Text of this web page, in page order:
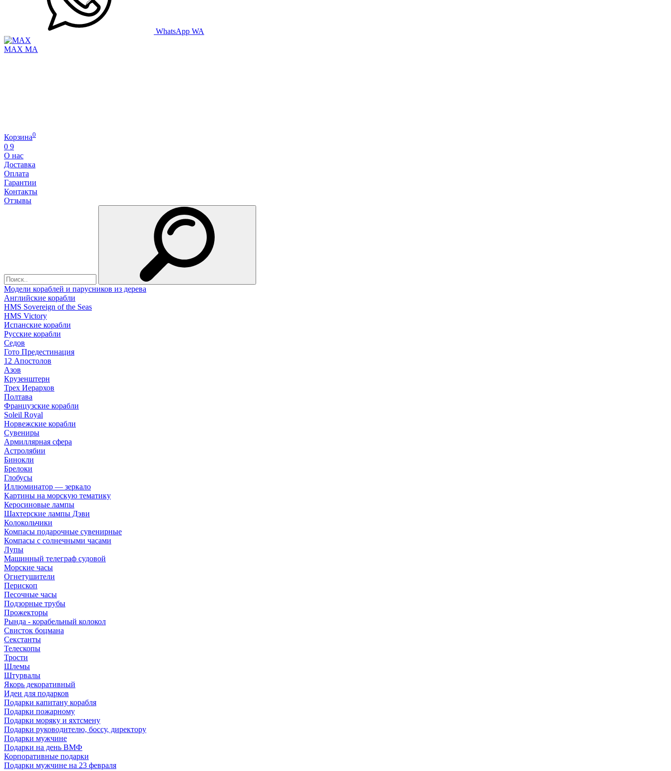
WhatsApp WA
MAX MA
Корзина0
0 9
О нас
Доставка
Оплата
Гарантии
Контакты
Отзывы
Модели кораблей и парусников из дерева
Английские корабли
HMS Sovereign of the Seas
HMS Victory
Испанские корабли
Русские корабли
Седов
Гото Предестинация
12 Апостолов
Азов
Крузенштерн
Трех Иерархов
Полтава
Французские корабли
Soleil Royal
Норвежские корабли
Сувениры
Армиллярная сфера
Астролябии
Бинокли
Брелоки
Глобусы
Иллюминатор — зеркало
Картины на морскую тематику
Керосиновые лампы
Шахтерские лампы Дэви
Колокольчики
Компасы подарочные сувенирные
Компасы с солнечными часами
Лупы
Машинный телеграф судовой
Морские часы
Огнетушители
Перископ
Песочные часы
Подзорные трубы
Прожекторы
Рында - корабельный колокол
Свисток боцмана
Секстанты
Телескопы
Трости
Шлемы
Штурвалы
Якорь декоративный
Идеи для подарков
Подарки капитану корабля
Подарки пожарному
Подарки моряку и яхтсмену
Подарки руководителю, боссу, директору
Подарки мужчине
Подарки на день ВМФ
Корпоративные подарки
Подарки мужчине на 23 февраля